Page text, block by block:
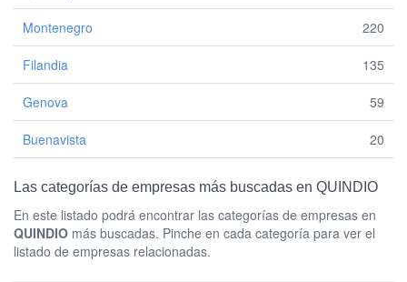
Montenegro 220
Filandia 135
Genova 59
Buenavista 20
Las categorías de empresas más buscadas en QUINDIO
En este listado podrá encontrar las categorías de empresas en
QUINDIO más buscadas. Pinche en cada categoría para ver el
listado de empresas relacionadas.